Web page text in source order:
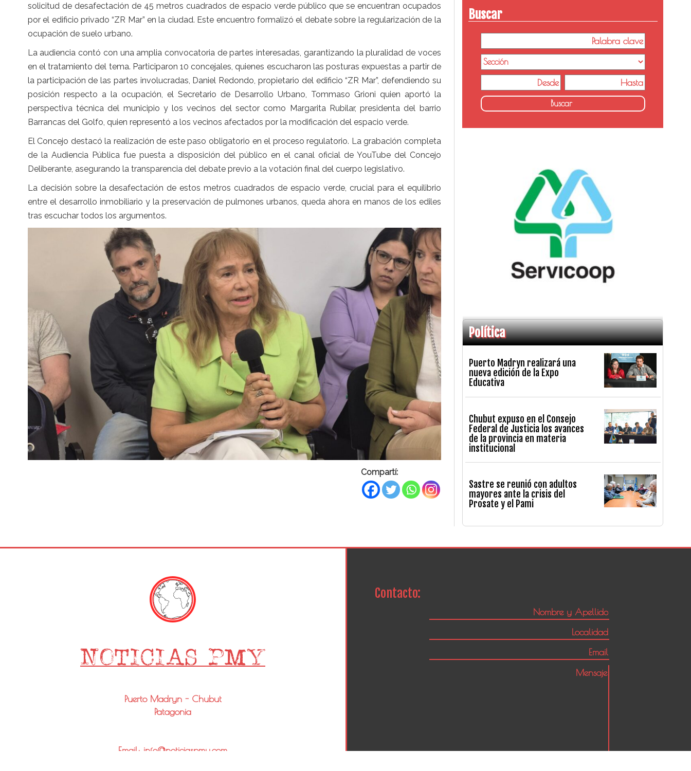
solicitud de desafectación de 45 metros cuadrados de espacio verde público que se encuentran ocupados
por el edificio privado “ZR Mar” en la ciudad. Este encuentro formalizó el debate sobre la regularización de la
ocupación de suelo urbano.
La audiencia contó con una amplia convocatoria de partes interesadas, garantizando la pluralidad de voces
en el tratamiento del tema. Participaron 10 concejales, quienes escucharon las posturas expuestas a partir de
la participación de las partes involucradas, Daniel Redondo, propietario del edificio “ZR Mar”, defendiendo su
posición respecto a la ocupación, el Secretario de Desarrollo Urbano, Tommaso Grioni quien aportó la
perspectiva técnica del municipio y los vecinos del sector como Margarita Rubilar, presidenta del barrio
Barrancas del Golfo, quien representó a los vecinos afectados por la modificación del espacio verde.
El Concejo destacó la realización de este paso obligatorio en el proceso regulatorio. La grabación completa
de la Audiencia Pública fue puesta a disposición del público en el canal oficial de YouTube del Concejo
Deliberante, asegurando la transparencia del debate previo a la votación final del cuerpo legislativo.
La decisión sobre la desafectación de estos metros cuadrados de espacio verde, crucial para el equilibrio
entre el desarrollo inmobiliario y la preservación de pulmones urbanos, queda ahora en manos de los ediles
tras escuchar todos los argumentos.
Compartí:
Buscar
Política
Puerto Madryn realizará una
nueva edición de la Expo
Educativa
Chubut expuso en el Consejo
Federal de Justicia los avances
de la provincia en materia
institucional
Sastre se reunió con adultos
mayores ante la crisis del
Prosate y el Pami
Puerto Madryn - Chubut
Patagonia
Email: info@noticiaspmy.com
Contacto: